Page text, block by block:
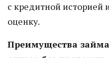
с кредитной
оценку.
Преимущества